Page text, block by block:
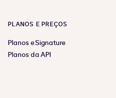
PLANOS E PREÇOS
Planos eSignature
Planos da API